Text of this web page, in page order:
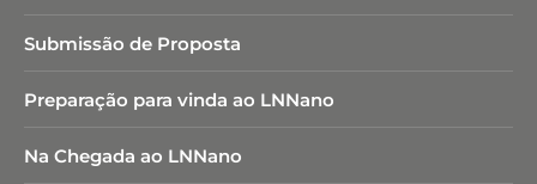
Submissão de Proposta
Preparação para vinda ao LNNano
Na Chegada ao LNNano